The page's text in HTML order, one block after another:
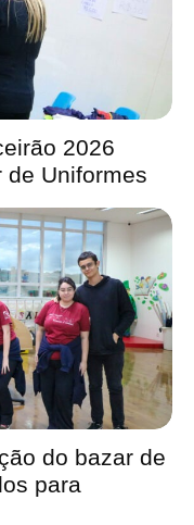
2026
de Uniformes
do bazar de
para